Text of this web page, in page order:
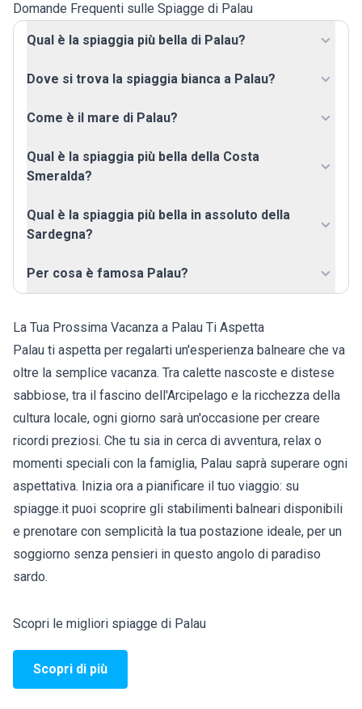
Domande Frequenti sulle Spiagge di Palau
Qual è la spiaggia più bella di Palau?
Dove si trova la spiaggia bianca a Palau?
Come è il mare di Palau?
Qual è la spiaggia più bella della Costa
Smeralda?
Qual è la spiaggia più bella in assoluto della
Sardegna?
Per cosa è famosa Palau?
La Tua Prossima Vacanza a Palau Ti Aspetta
Palau ti aspetta per regalarti un'esperienza balneare che va
oltre la semplice vacanza. Tra calette nascoste e distese
sabbiose, tra il fascino dell'Arcipelago e la ricchezza della
cultura locale, ogni giorno sarà un'occasione per creare
ricordi preziosi. Che tu sia in cerca di avventura, relax o
momenti speciali con la famiglia, Palau saprà superare ogni
aspettativa. Inizia ora a pianificare il tuo viaggio: su
spiagge.it puoi scoprire gli stabilimenti balneari disponibili
e prenotare con semplicità la tua postazione ideale, per un
soggiorno senza pensieri in questo angolo di paradiso
sardo.
Scopri le migliori spiagge di Palau
Scopri di più